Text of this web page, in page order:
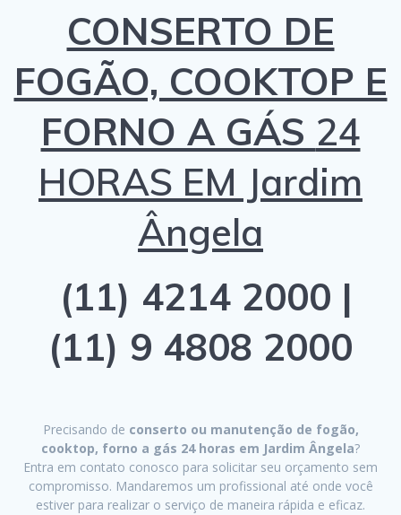
CONSERTO DE
FOGÃO, COOKTOP E
FORNO A GÁS 24
HORAS EM Jardim
Ângela
(11) 4214 2000 |
(11) 9 4808 2000
Precisando de conserto ou manutenção de fogão,
cooktop, forno a gás 24 horas em Jardim Ângela?
Entra em contato conosco para solicitar seu orçamento sem
compromisso. Mandaremos um profissional até onde você
estiver para realizar o serviço de maneira rápida e eficaz.